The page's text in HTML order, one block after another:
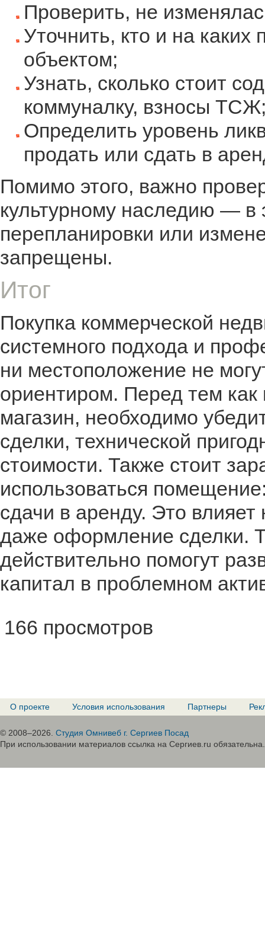
Проверить, не
Уточнить, кто и на каких
объектом;
Узнать, сколько стоит
коммуналку, взносы
Определить уровень
продать или сдать в
Помимо этого, важно
культурному наследию —
перепланировки или
запрещены.
Итог
Покупка коммерческой
системного подхода и
ни местоположение не
ориентиром. Перед тем
магазин, необходимо
сделки, технической
стоимости. Также стоит
использоваться
сдачи в аренду. Это
даже оформление сделки.
действительно помогут
капитал в проблемном
166 просмотров
О проекте Условия использования Партнеры
© 2008–2026. Студия Омнивеб г. Сергиев Посад
При использовании материалов ссылка на Сергиев.ru обязательна.